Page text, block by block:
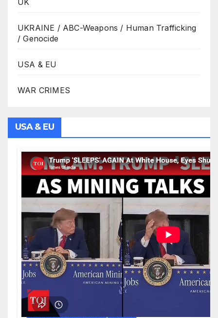
UK
UKRAINE / ABC-Weapons / Human Trafficking
/ Genocide
USA & EU
WAR CRIMES
USA & EU